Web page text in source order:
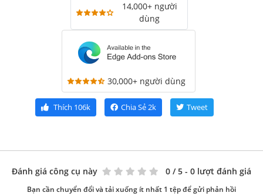
14,000+ người
dùng
30,000+ người dùng
Thích 106k Chia Sẻ2k Tweet
Đánh giá công cụ này 0 / 5 - 0 lượt đánh giá
Bạn cần chuyển đổi và tải xuống ít nhất 1 tệp để gửi phản hồi